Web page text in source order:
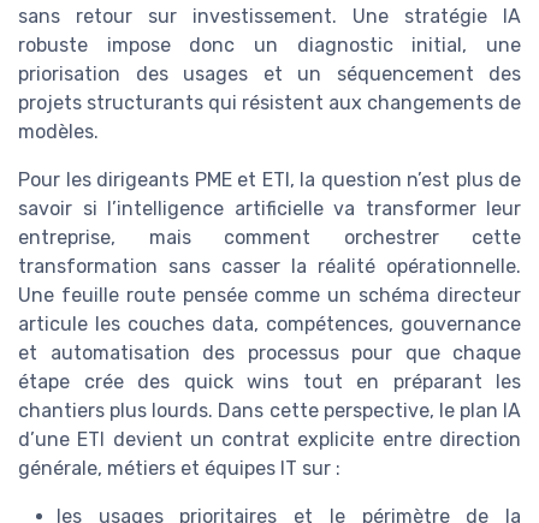
sans retour sur investissement. Une stratégie IA
robuste impose donc un diagnostic initial, une
priorisation des usages et un séquencement des
projets structurants qui résistent aux changements de
modèles.
Pour les dirigeants PME et ETI, la question n’est plus de
savoir si l’intelligence artificielle va transformer leur
entreprise, mais comment orchestrer cette
transformation sans casser la réalité opérationnelle.
Une feuille route pensée comme un schéma directeur
articule les couches data, compétences, gouvernance
et automatisation des processus pour que chaque
étape crée des quick wins tout en préparant les
chantiers plus lourds. Dans cette perspective, le plan IA
d’une ETI devient un contrat explicite entre direction
générale, métiers et équipes IT sur :
les usages prioritaires et le périmètre de la